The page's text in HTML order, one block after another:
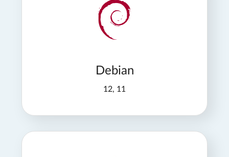
Debian
12, 11